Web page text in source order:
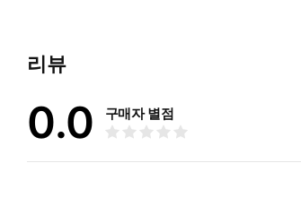
「이상한 집」에서 색정소설가인 나는 타오
타오는 좋아한다. 나는 그녀를 위해 전설 같은
생은 미궁 속으로 들어간 흰쥐 같아. 미궁 속
「고양이가 죽고 나서」는 고양이의 죽음에
감정을 표현했다. 그 후 외삼촌이 사고로 죽고
리뷰
0.0 구매자 별점